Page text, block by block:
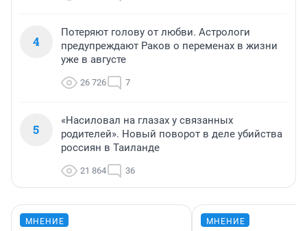
4
Потеряют голову от любви. Астрологи
предупреждают Раков о переменах в жизни
уже в августе
26 726 7
5
«Насиловал на глазах у связанных
родителей». Новый поворот в деле убийства
россиян в Таиланде
21 864 36
МНЕНИЕ МНЕНИЕ